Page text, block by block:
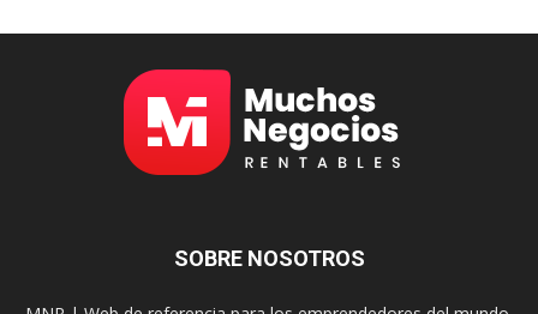
SOBRE NOSOTROS